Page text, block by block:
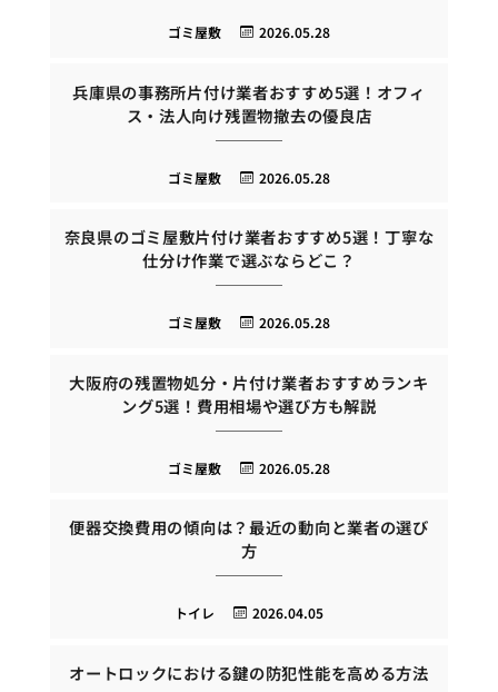
2026.05.28
ゴミ屋敷
兵庫県の事務所片付け業者おすすめ5選！オフィ
ス・法人向け残置物撤去の優良店
2026.05.28
ゴミ屋敷
奈良県のゴミ屋敷片付け業者おすすめ5選！丁寧な
仕分け作業で選ぶならどこ？
2026.05.28
ゴミ屋敷
大阪府の残置物処分・片付け業者おすすめランキ
ング5選！費用相場や選び方も解説
2026.05.28
ゴミ屋敷
便器交換費用の傾向は？最近の動向と業者の選び
方
2026.04.05
トイレ
オートロックにおける鍵の防犯性能を高める方法